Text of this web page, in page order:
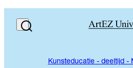
Kunsteducatie - deeltijd -